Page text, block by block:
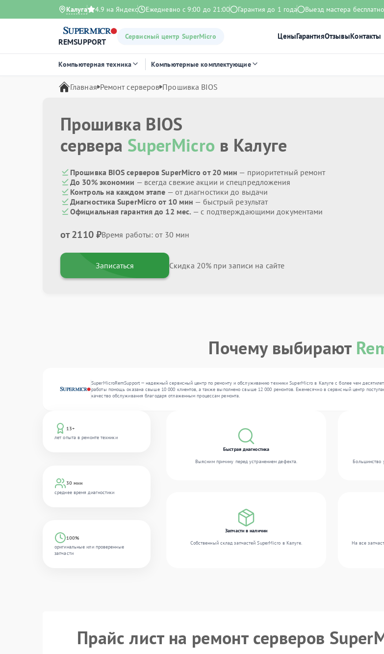
Калуга 4.9 на Яндекс Ежедневно с 9:00 до 21:00 Гарантия до 1 года Выезд мастера бесплатно
REMSUPPORT
Сервисный центр SuperMicro ЦеныГарантияОтзывыКонтакты
Компьютерная техника Компьютерные комплектующие
Главная Ремонт серверов Прошивка BIOS
Прошивка BIOS
сервера SuperMicro в Калуге
Прошивка BIOS серверов SuperMicro от 20 мин — приоритетный ремонт
До 30% экономии — всегда свежие акции и спецпредложения
Контроль на каждом этапе — от диагностики до выдачи
Диагностика SuperMicro от 10 мин — быстрый результат
Официальная гарантия до 12 мес. — с подтверждающими документами
от 2110 ₽Время работы: от 30 мин
Записаться Скидка 20% при записи на сайте
Почему выбирают
SuperMicroRemSupport — надежный сервисный центр по ремонту и обслуживанию техники SuperMicro в Калуге с более чем
работы помощь оказана свыше 10 000 клиентов, а также выполнено свыше 12 000 ремонтов. Ежемесячно в сервисный центр
качество обслуживания благодаря отлаженным процессам ремонта.
13+
лет опыта в ремонте техники
30 мин
среднее время диагностики
100%
оригинальные или проверенные
запчасти
Быстрая диагностика
Выясним причину перед устранением дефекта.
Большинство
Запчасти в наличии
Собственный склад запчастей SuperMicro в Калуге.
На все
Прайс лист на ремонт серверов